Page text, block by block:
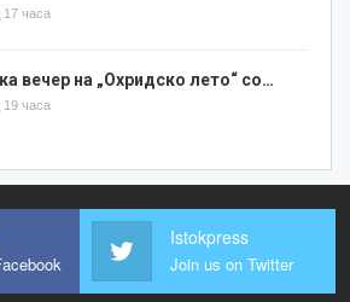
17 часа
вечер на „Охридско лето“ со…
19 часа
Istokpress
Join us on Twitter